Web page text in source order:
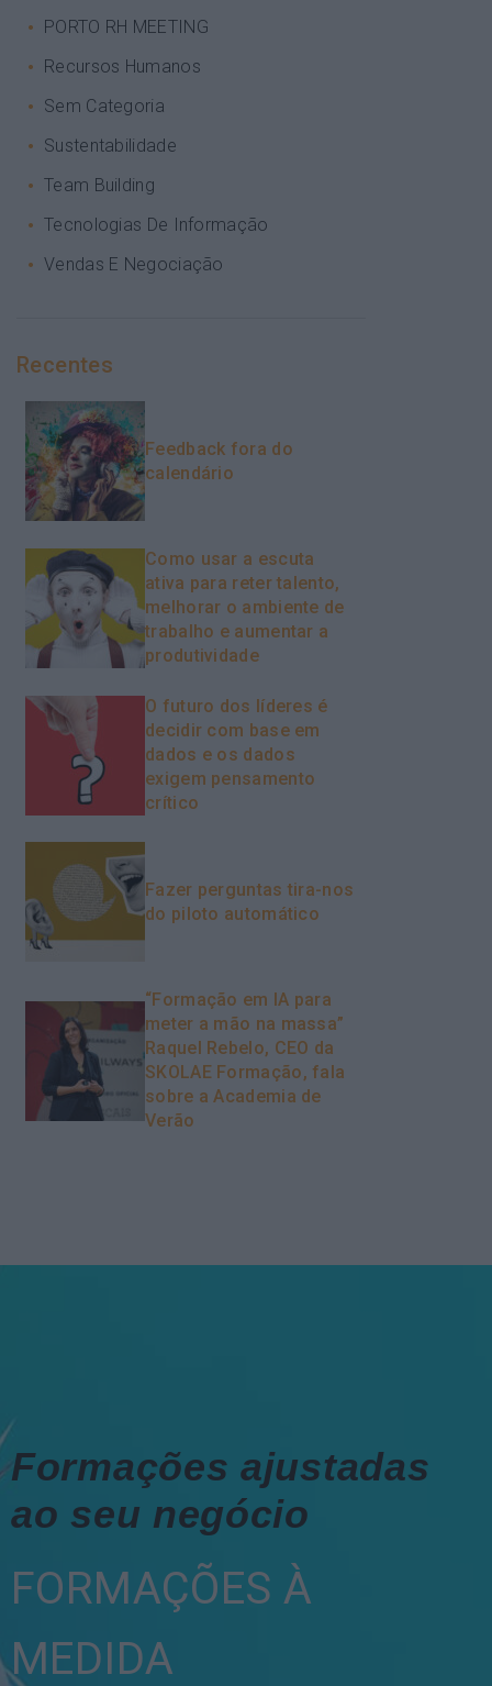
PORTO RH MEETING
Recursos Humanos
Sem Categoria
Sustentabilidade
Team Building
Tecnologias De Informação
Vendas E Negociação
Recentes
Feedback fora do
calendário
Como usar a escuta
ativa para reter talento,
melhorar o ambiente de
trabalho e aumentar a
produtividade
O futuro dos líderes é
decidir com base em
dados e os dados
exigem pensamento
crítico
Fazer perguntas tira-nos
do piloto automático
“Formação em IA para
meter a mão na massa”
Raquel Rebelo, CEO da
SKOLAE Formação, fala
sobre a Academia de
Verão
Formações ajustadas
ao seu negócio
FORMAÇÕES À
MEDIDA